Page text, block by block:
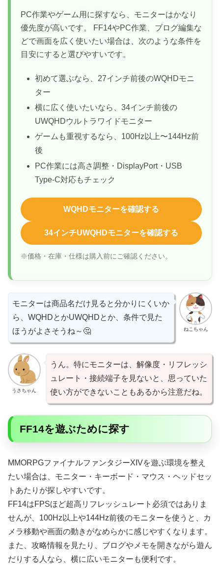
PC作業やゲーム用に探すなら、モニターはかなり
優先度が高いです。 FF14やPC作業、ブログ編集な
どで画面を広く使いたい場合は、次のような条件を
目安にすると選びやすいです。
初めて選ぶなら、27インチ前後のWQHDモニ
ター
横に広く使いたいなら、34インチ前後の
UWQHDウルトラワイドモニター
ゲームも重視するなら、100Hz以上〜144Hz前
後
PC作業には高さ調整・DisplayPort・USB
Type-C対応もチェック
WQHDモニターを確認する
34インチUWQHDモニターを確認する
※価格・在庫・仕様は購入前にご確認ください。
ねこちゃん
モニターは商品名だけ見ると分かりにくいか
ら、WQHDとかUWQHDとか、条件で見た
ほうがよさそうね～🤔
うさちゃん
うん。特にモニターは、解像度・リフレッシ
ュレート・接続端子を見ないと、思っていた
使い方ができないこともあるから注意だね。
FF14を遊ぶために探す
MMORPGファイナルファンタジーXIVを遊ぶ環境を整え
たい場合は、モニター・キーボード・マウス・ヘッドセッ
トあたりが探しやすいです。
FF14はFPSほど超高リフレッシュレート必須ではありま
せんが、100Hz以上や144Hz前後のモニターを使うと、カ
メラ移動や画面の動きがなめらかに感じやすくなります。
また、攻略情報を見たり、ブログやメモを開きながら遊ん
だりする人なら、横に広いモニターも便利です。